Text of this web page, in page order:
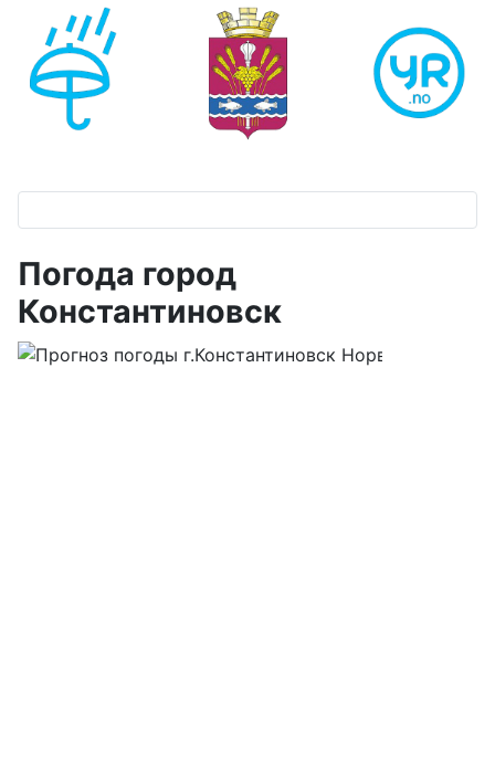
Погода город
Константиновск